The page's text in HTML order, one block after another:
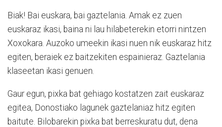
Biak! Bai euskara, bai gaztelania. Amak ez zuen
euskaraz ikasi, baina ni lau hilabeterekin etorri nintzen
Xoxokara. Auzoko umeekin ikasi nuen nik euskaraz hitz
egiten, beraiek ez baitzekiten espainieraz. Gaztelania
klaseetan ikasi genuen.
Gaur egun, pixka bat gehiago kostatzen zait euskaraz
egitea, Donostiako lagunek gaztelaniaz hitz egiten
baitute. Bilobarekin pixka bat berreskuratu dut, dena